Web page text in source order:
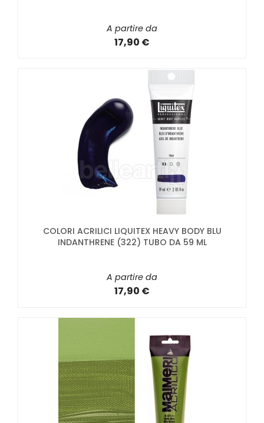
A partire da
17,90 €
COLORI ACRILICI LIQUITEX HEAVY BODY BLU
INDANTHRENE (322) TUBO DA 59 ML
A partire da
17,90 €